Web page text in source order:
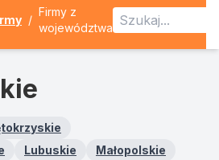
/
Firmy z
województwa
Lubuskie
Małopolskie